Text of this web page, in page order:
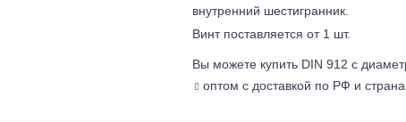
внутренний шестигранник.
Винт поставляется от 1 шт.
Вы можете купить DIN 912 с
оптом с доставкой по РФ и